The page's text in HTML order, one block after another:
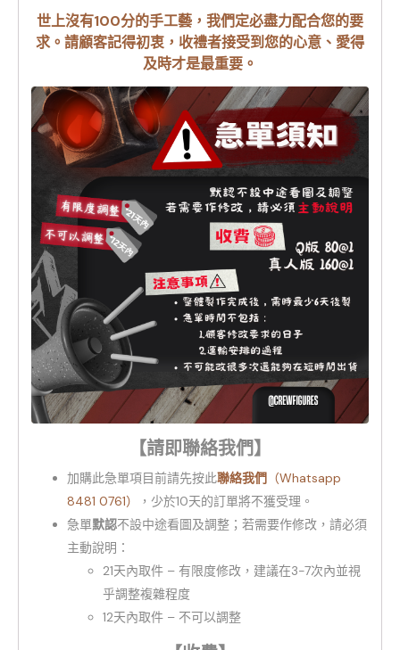
世上沒有100分的手工藝，我們定必盡力配合您的要
求。請顧客記得初衷，收禮者接受到您的心意、愛得
及時才是最重要。
【請即聯絡我們】
加購此急單項目前請先按此聯絡我們 （Whatsapp
8481 0761）
，少於10天的訂單將不獲受理。
急單默認不設中途看圖及調整；若需要作修改，請必須
主動說明：
21天內取件 – 有限度修改，建議在3-7次內並視
乎調整複雜程度
12天內取件 – 不可以調整